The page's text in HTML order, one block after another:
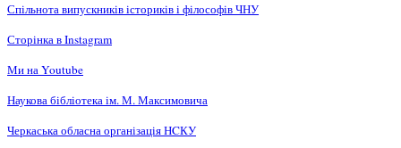
Спільнота випускників істориків і філософів ЧНУ
Сторінка в Instagram
Ми на Youtube
Наукова бібліотека ім. М. Максимовича
Черкаська обласна організація НCКУ